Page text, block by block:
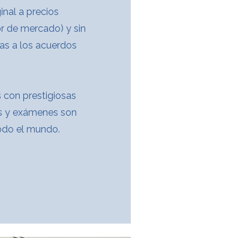
a precios
de mercado) y sin
a los acuerdos
con prestigiosas
y exámenes son
el mundo.